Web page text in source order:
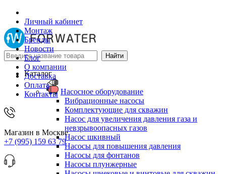
Личный кабинет
Монтаж
Бренды
Новости
Блог
О компании
Доставка
Оплата
Контакты
Магазин в Москве
+7 (995) 159 63 79
Каталог
Насосное оборудование
Вибрационные насосы
Комплектующие для скважин
Насос для увеличения давления газа и
невзрывоопасных газов
Насос шкивный
Насосы для повышения давления
Насосы для фонтанов
Насосы плунжерные